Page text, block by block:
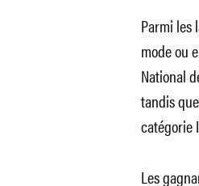
Parmi les
mode ou
National
tandis
catégorie
Les